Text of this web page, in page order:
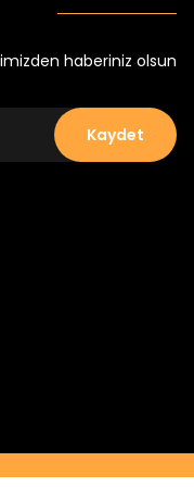
haberiniz olsun
Kaydet